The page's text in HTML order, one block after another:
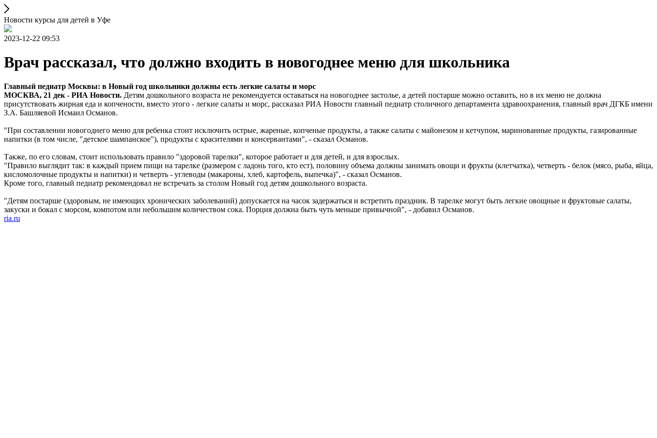
Новости курсы для детей в Уфе
2023-12-22 09:53
Врач рассказал, что должно входить в новогоднее меню для школьника
Главный педиатр Москвы: в Новый год школьники должны есть легкие салаты и морс
МОСКВА, 21 дек - РИА Новости. Детям дошкольного возраста не рекомендуется оставаться на новогоднее застолье, а детей постарше можно оставить, но в их меню не должна
присутствовать жирная еда и копчености, вместо этого - легкие салаты и морс, рассказал РИА Новости главный педиатр столичного департамента здравоохранения, главный врач ДГКБ имени
З.А. Башляевой Исмаил Османов.
"При составлении новогоднего меню для ребенка стоит исключить острые, жареные, копченые продукты, а также салаты с майонезом и кетчупом, маринованные продукты, газированные
напитки (в том числе, "детское шампанское"), продукты с красителями и консервантами", - сказал Османов.
Также, по его словам, стоит использовать правило "здоровой тарелки", которое работает и для детей, и для взрослых.
"Правило выглядит так: в каждый прием пищи на тарелке (размером с ладонь того, кто ест), половину объема должны занимать овощи и фрукты (клетчатка), четверть - белок (мясо, рыба, яйца,
кисломолочные продукты и напитки) и четверть - углеводы (макароны, хлеб, картофель, выпечка)", - сказал Османов.
Кроме того, главный педиатр рекомендовал не встречать за столом Новый год детям дошкольного возраста.
"Детям постарше (здоровым, не имеющих хронических заболеваний) допускается на часок задержаться и встретить праздник. В тарелке могут быть легкие овощные и фруктовые салаты,
закуски и бокал с морсом, компотом или небольшим количеством сока. Порция должна быть чуть меньше привычной", - добавил Османов.
ria.ru